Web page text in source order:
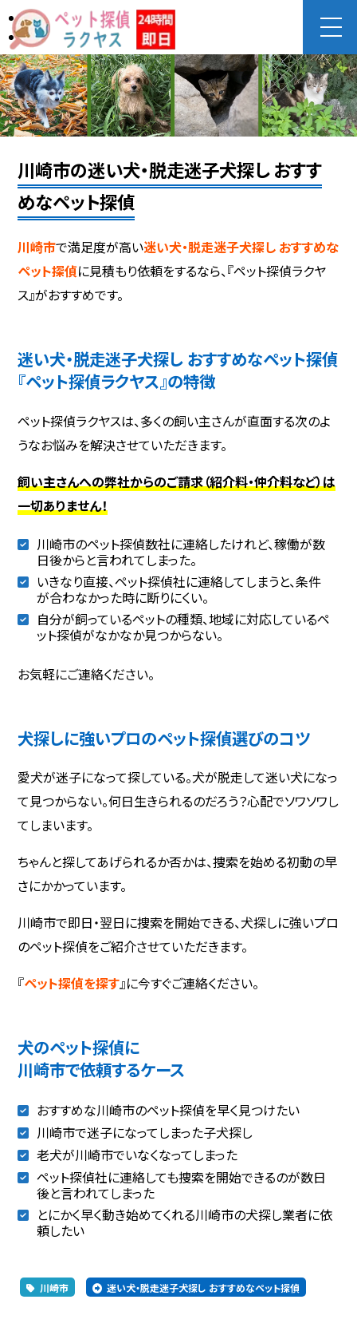
川崎市の迷い犬・脱走迷子犬探し おすす
めなペット探偵
川崎市で満足度が高い迷い犬・脱走迷子犬探し おすすめな
ペット探偵に見積もり依頼をするなら、『ペット探偵ラクヤ
ス』がおすすめです。
迷い犬・脱走迷子犬探し おすすめなペット探偵
『ペット探偵ラクヤス』の特徴
ペット探偵ラクヤスは、多くの飼い主さんが直面する次のよ
うなお悩みを解決させていただきます。
飼い主さんへの弊社からのご請求（紹介料・仲介料など）は
一切ありません！
川崎市のペット探偵数社に連絡したけれど、稼働が数
日後からと言われてしまった。
いきなり直接、ペット探偵社に連絡してしまうと、条件
が合わなかった時に断りにくい。
自分が飼っているペットの種類、地域に対応しているペ
ット探偵がなかなか見つからない。
お気軽にご連絡ください。
犬探しに強いプロのペット探偵選びのコツ
愛犬が迷子になって探している。犬が脱走して迷い犬になっ
て見つからない。何日生きられるのだろう？心配でソワソワし
てしまいます。
ちゃんと探してあげられるか否かは、捜索を始める初動の早
さにかかっています。
川崎市で即日・翌日に捜索を開始できる、犬探しに強いプロ
のペット探偵をご紹介させていただきます。
『ペット探偵を探す』に今すぐご連絡ください。
犬のペット探偵に
川崎市で依頼するケース
おすすめな川崎市のペット探偵を早く見つけたい
川崎市で迷子になってしまった子犬探し
老犬が川崎市でいなくなってしまった
ペット探偵社に連絡しても捜索を開始できるのが数日
後と言われてしまった
とにかく早く動き始めてくれる川崎市の犬探し業者に依
頼したい
川崎市 迷い犬・脱走迷子犬探し おすすめなペット探偵